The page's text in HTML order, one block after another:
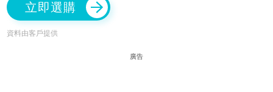
立即選購
資料由客戶提供
廣告